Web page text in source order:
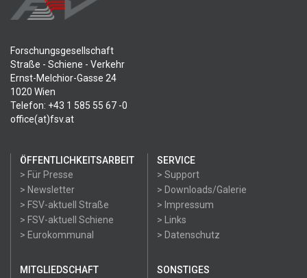
Forschungsgesellschaft
Straße - Schiene - Verkehr
Ernst-Melchior-Gasse 24
1020 Wien
Telefon: +43 1 585 55 67 -0
office(at)fsv.at
ÖFFENTLICHKEITSARBEIT
> Für Presse
> Newsletter
> FSV-aktuell Straße
> FSV-aktuell Schiene
> Eurokommunal
SERVICE
> Support
> Downloads/Galerie
> Impressum
> Links
> Datenschutz
MITGLIEDSCHAFT
SONSTIGES